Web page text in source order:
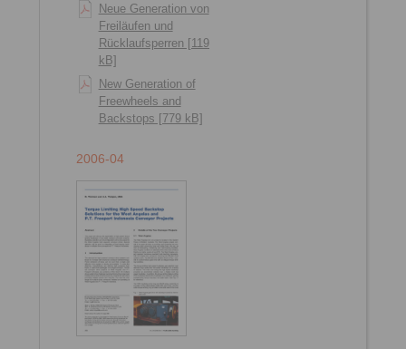
Neue Generation von
Freiläufen und
Rücklaufsperren [1191
kB]
New Generation of
Freewheels and
Backstops [779 kB]
2006-04